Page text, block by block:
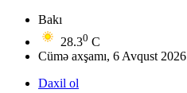
Bakı
28.30 C
Cümə axşamı, 6 Avqust 2026
Daxil ol